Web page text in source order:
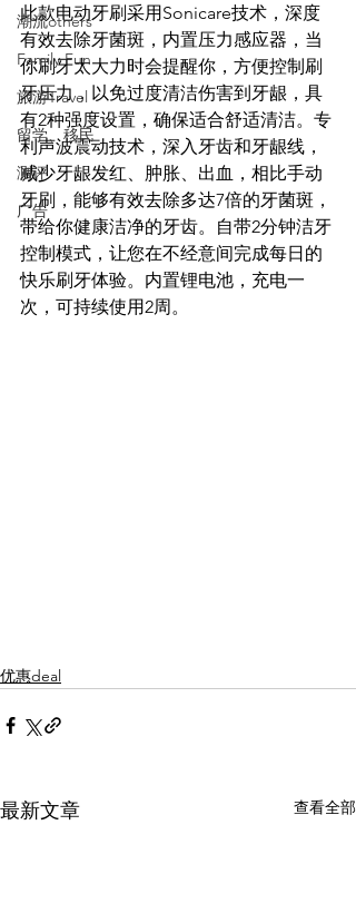
潮流others
Family Fun
旅游Travel
留学、移民
测评
广告
此款电动牙刷采用Sonicare技术，深度
有效去除牙菌斑，内置压力感应器，当
你刷牙太大力时会提醒你，方便控制刷
牙压力，以免过度清洁伤害到牙龈，具
有2种强度设置，确保适合舒适清洁。专
利声波震动技术，深入牙齿和牙龈线，
减少牙龈发红、肿胀、出血，相比手动
牙刷，能够有效去除多达7倍的牙菌斑，
带给你健康洁净的牙齿。自带2分钟洁牙
控制模式，让您在不经意间完成每日的
快乐刷牙体验。内置锂电池，充电一
次，可持续使用2周。
优惠deal
最新文章 查看全部